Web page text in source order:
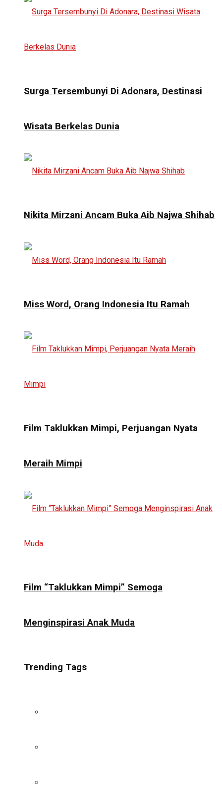
Surga Tersembunyi Di Adonara, Destinasi
Wisata Berkelas Dunia
Nikita Mirzani Ancam Buka Aib Najwa Shihab
Miss Word, Orang Indonesia Itu Ramah
Film Taklukkan Mimpi, Perjuangan Nyata
Meraih Mimpi
Film “Taklukkan Mimpi” Semoga
Menginspirasi Anak Muda
Trending Tags